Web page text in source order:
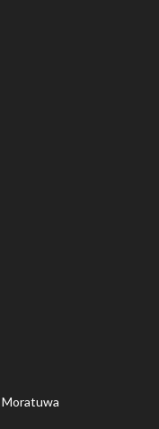
Moratuwa